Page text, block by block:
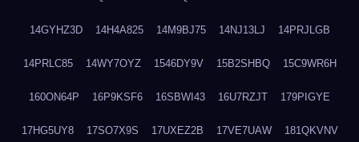
14GYHZ3D 14H4A825 14M9BJ75 14NJ13LJ 14PRJLGB
14PRLC85 14WY7OYZ 1546DY9V 15B2SHBQ 15C9WR6H
160ON64P 16P9KSF6 16SBWI43 16U7RZJT 179PIGYE
17HG5UY8 17SO7X9S 17UXEZ2B 17VE7UAW 181QKVNV